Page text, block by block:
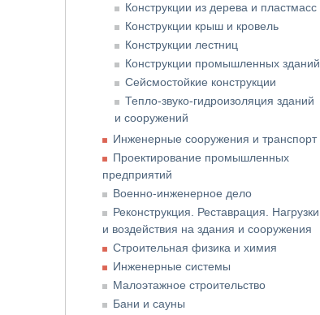
Конструкции из дерева и пластмасс
Конструкции крыш и кровель
Конструкции лестниц
Конструкции промышленных зданий
Сейсмостойкие конструкции
Тепло-звуко-гидроизоляция зданий
и сооружений
Инженерные сооружения и транспорт
Проектирование промышленных
предприятий
Военно-инженерное дело
Реконструкция. Реставрация. Нагрузки
и воздействия на здания и сооружения
Строительная физика и химия
Инженерные системы
Малоэтажное строительство
Бани и сауны